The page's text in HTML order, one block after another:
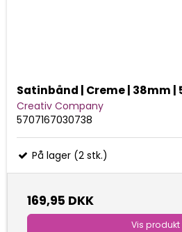
Satinbånd | Creme | 38mm |
Creativ Company
5707167030738
På lager (2 stk.)
169,95 DKK
Vis produkt